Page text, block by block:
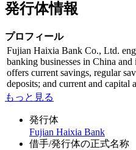
発行体情報
プロフィール
Fujian Haixia Bank Co., Ltd.
banking businesses in China
offers current savings, regular
deposits; and current and capital
もっと見る
発行体
Fujian Haixia Bank
借手/発行体の正式名称